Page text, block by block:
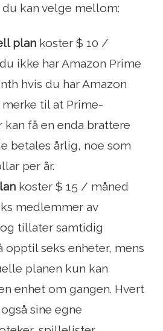
kan velge mellom:
plan koster $ 10 /
ikke har Amazon Prime
hvis du har Amazon
merke til at Prime-
få en enda brattere
betales årlig, noe som
per år.
koster $ 15 / måned
medlemmer av
tillater samtidig
opptil seks enheter, mens
planen kun kan
enhet om gangen. Hvert
sine egne